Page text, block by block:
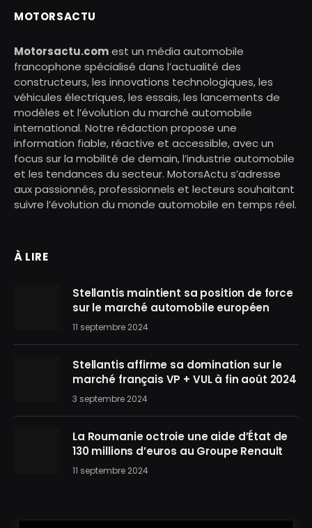
MOTORSACTU
Motorsactu.comest un média automobile
francophone spécialisé dans l’actualité des
constructeurs, les innovations technologiques, les
véhicules électriques, les essais, les lancements de
modèles et l’évolution du marché automobile
international. Notre rédaction propose une
information fiable, réactive et accessible, avec un
focus sur la mobilité de demain, l’industrie automobile
et les tendances du secteur. MotorsActu s’adresse
aux passionnés, professionnels et lecteurs souhaitant
suivre l’évolution du monde automobile en temps réel.
À LIRE
Stellantis maintient sa position de force
sur le marché automobile européen
11 septembre 2024
Stellantis affirme sa domination sur le
marché français VP + VUL à fin août 2024
3 septembre 2024
La Roumanie octroie une aide d’État de
130 millions d’euros au Groupe Renault
11 septembre 2024